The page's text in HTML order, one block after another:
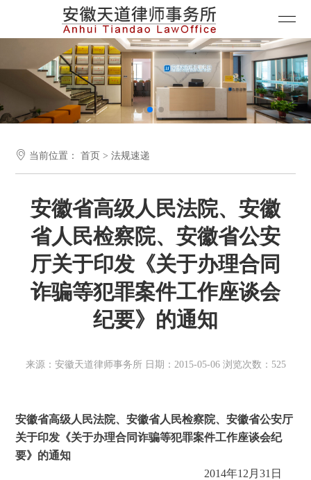
 当前位置：首页 >法规速递
安徽省高级人民法院、安徽
省人民检察院、安徽省公安
厅关于印发《关于办理合同
诈骗等犯罪案件工作座谈会
纪要》的通知
来源：安徽天道律师事务所 日期：2015-05-06 浏览次数：525
安徽省高级人民法院、安徽省人民检察院、安徽省公安厅
关于印发《关于办理合同诈骗等犯罪案件工作座谈会纪
要》的通知
                                                                    2014年
12 月31 日